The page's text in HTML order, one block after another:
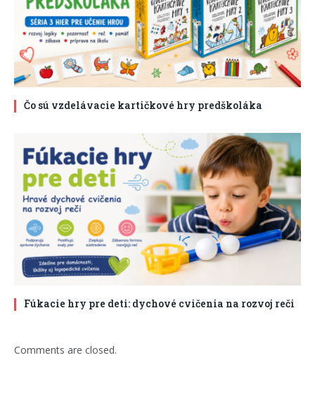
Čo sú vzdelávacie kartičkové hry predškoláka
Fúkacie hry pre deti: dychové cvičenia na rozvoj reči
Comments are closed.